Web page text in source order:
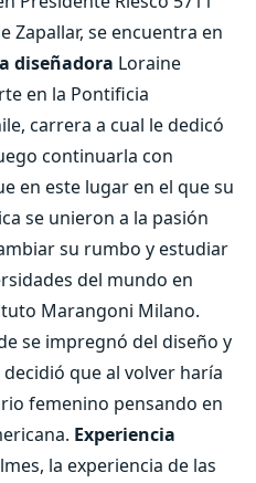
Zapallar, se encuentra en
diseñadora Loraine
en la Pontificia
carrera a cual le dedicó
continuarla con
en este lugar en el que su
se unieron a la pasión
su rumbo y estudiar
del mundo en
Marangoni Milano.
se impregnó del diseño y
que al volver haría
femenino pensando en
Experiencia
la experiencia de las